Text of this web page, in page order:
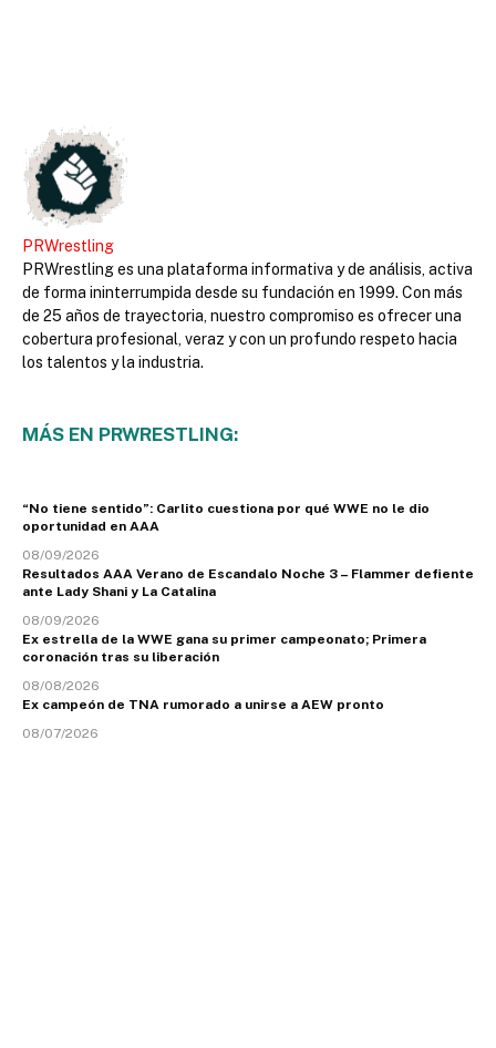
PRWrestling
PRWrestling es una plataforma informativa y de análisis, activa
de forma ininterrumpida desde su fundación en 1999. Con más
de 25 años de trayectoria, nuestro compromiso es ofrecer una
cobertura profesional, veraz y con un profundo respeto hacia
los talentos y la industria.
MÁS EN PRWRESTLING:
“No tiene sentido”: Carlito cuestiona por qué WWE no le dio
oportunidad en AAA
08/09/2026
Resultados AAA Verano de Escandalo Noche 3 – Flammer defiente
ante Lady Shani y La Catalina
08/09/2026
Ex estrella de la WWE gana su primer campeonato; Primera
coronación tras su liberación
08/08/2026
Ex campeón de TNA rumorado a unirse a AEW pronto
08/07/2026